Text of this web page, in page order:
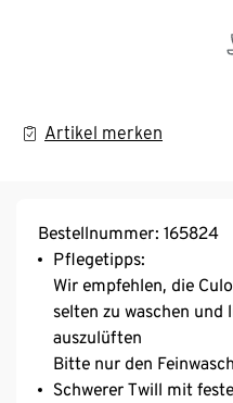
Artikel merken
Bestellnummer: 165824
Pflegetipps:
Wir empfehlen, die
selten zu waschen und
auszulüften
Bitte nur den
Schwerer Twill mit